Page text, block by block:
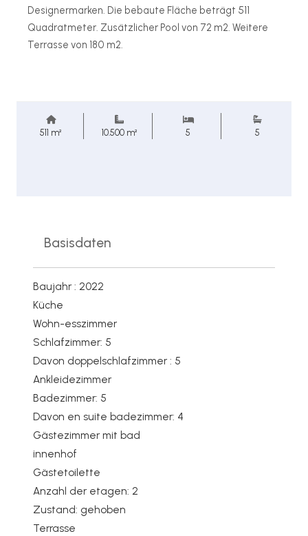
Designermarken. Die bebaute Fläche beträgt 511
Quadratmeter. Zusätzlicher Pool von 72 m2. Weitere
Terrasse von 180 m2.
511 m² 10.500 m² 5 5
Basisdaten
Baujahr : 2022
Küche
Wohn-esszimmer
Schlafzimmer: 5
Davon doppelschlafzimmer : 5
Ankleidezimmer
Badezimmer: 5
Davon en suite badezimmer: 4
Gästezimmer mit bad
innenhof
Gästetoilette
Anzahl der etagen: 2
Zustand: gehoben
Terrasse